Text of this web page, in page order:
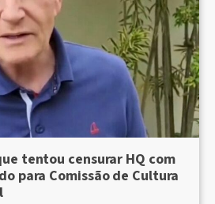
tentou censurar HQ com
para Comissão de Cultura